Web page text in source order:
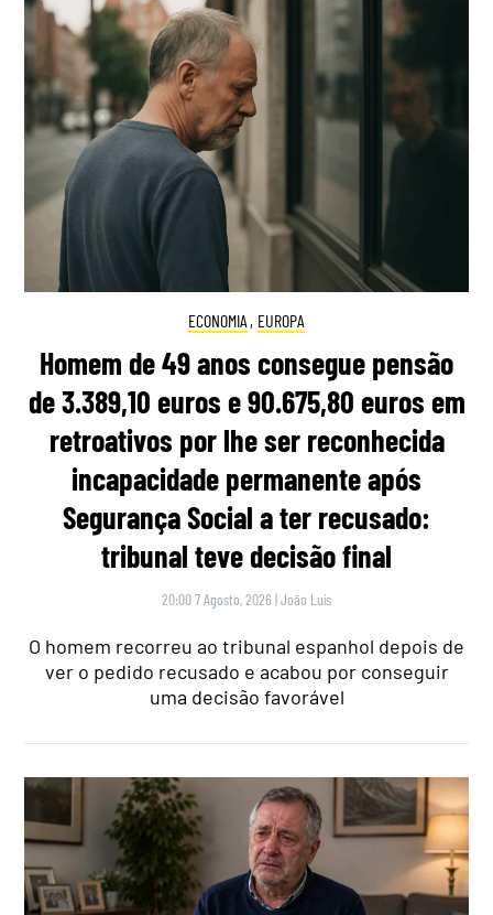
ECONOMIA , EUROPA
Homem de 49 anos consegue pensão
de 3.389,10 euros e 90.675,80 euros em
retroativos por lhe ser reconhecida
incapacidade permanente após
Segurança Social a ter recusado:
tribunal teve decisão final
20:00 7 Agosto, 2026 |João Luís
O homem recorreu ao tribunal espanhol depois de
ver o pedido recusado e acabou por conseguir
uma decisão favorável